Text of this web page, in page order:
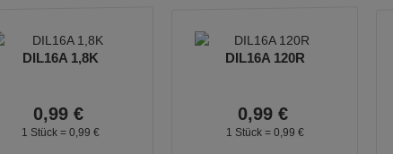
DIL16A 1,8K
0,99 €
1 Stück = 0, 99 €
DIL16A 120R
0,99 €
1 Stück = 0, 99 €